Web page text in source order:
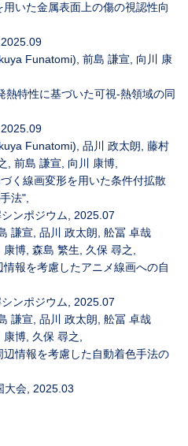
いた金属表面上の傷の視認性向
Funatomi), 前島 謙宣, 向川 康
熱特性に基づいた可視-熱領域の同
Funatomi), 品川 政太朗, 藤村
, 前島 謙宣, 向川 康博,
く線画変形を用いた条件付拡散
法",
ンポジウム, 2025.07
謙宣, 品川 政太朗, 舩冨 卓哉
博, 森島 繁生, 久保 尋之,
報を考慮したアニメ線画への自
ンポジウム, 2025.07
謙宣, 品川 政太朗, 舩冨 卓哉
博, 久保 尋之,
情報を考慮した自動着色手法の
大会, 2025.03